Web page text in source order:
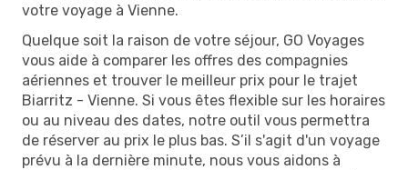
votre voyage à Vienne.
Quelque soit la raison de votre séjour, GO Voyages
vous aide à comparer les offres des compagnies
aériennes et trouver le meilleur prix pour le trajet
Biarritz - Vienne. Si vous êtes flexible sur les horaires
ou au niveau des dates, notre outil vous permettra
de réserver au prix le plus bas. S’il s'agit d'un voyage
prévu à la dernière minute, nous vous aidons à